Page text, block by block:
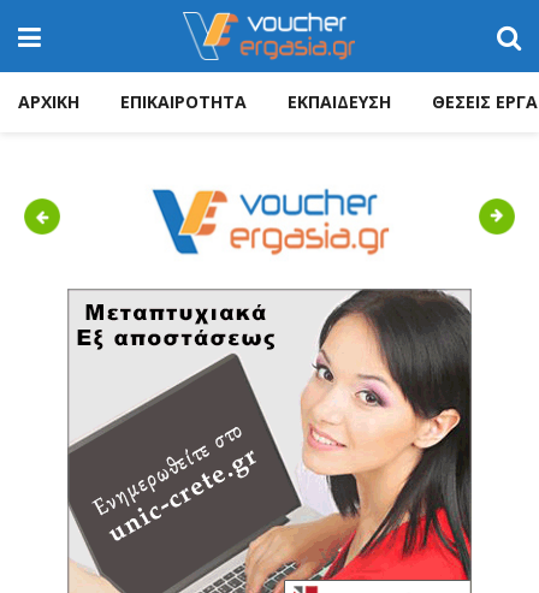
ΑΡΧΙΚΗ ΕΠΙΚΑΙΡΟΤΗΤΑ ΕΚΠΑΙΔΕΥΣΗ ΘΕΣΕΙΣ
Previous Next